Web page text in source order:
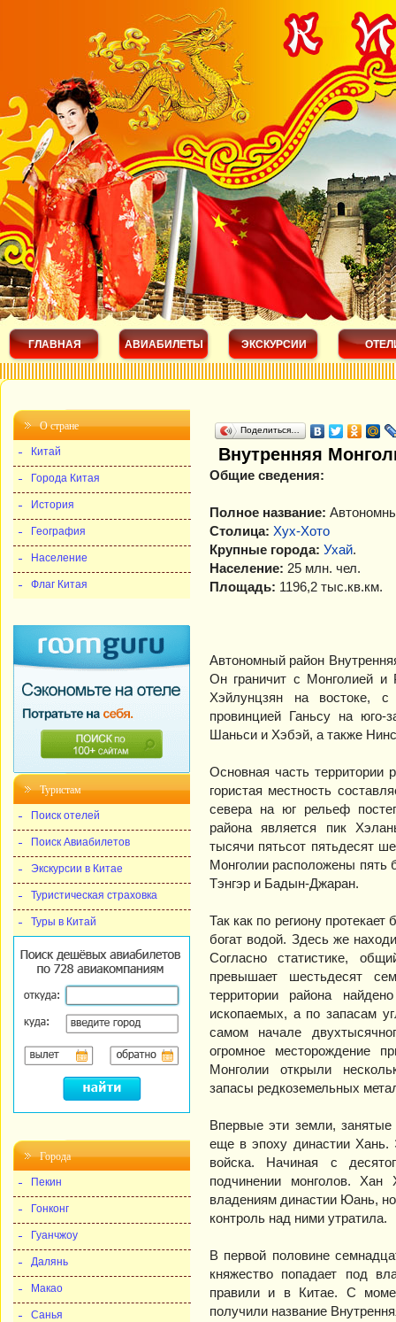
Поделиться…
Внутренняя
Общие сведения:
Полное название:
Столица: Хух-Хото
Крупные города: Ухай.
Население: 25 млн. чел.
Площадь: 1196,2 тыс.кв.км.
Автономный район
Он граничит с Монголией и
Хэйлунцзян на востоке,
провинцией Ганьсу на
Шаньси и Хэбэй, а также
Основная часть территории
гористая местность
севера на юг рельеф
района является пик
тысячи пятьсот пятьдесят
Монголии расположены
Тэнгэр и Бадын-Джаран.
Так как по региону
богат водой. Здесь же
Согласно статистике,
превышает шестьдесят
территории района
ископаемых, а по запасам
самом начале
огромное месторождение
Монголии открыли
запасы редкоземельных
Впервые эти земли,
еще в эпоху династии Хань.
войска. Начиная с
подчинении монголов.
владениям династии Юань,
контроль над ними утратила.
В первой половине
княжество попадает под
правили и в Китае. С
получили название
О стране
Китай
Города Китая
История
География
Население
Флаг Китая
Туристам
Поиск отелей
Поиск Авиабилетов
Экскурсии в Китае
Туристическая страховка
Туры в Китай
Города
Пекин
Гонконг
Гуанчжоу
Далянь
Макао
Санья
ГЛАВНАЯ АВИАБИЛЕТЫ ЭКСКУРСИИ